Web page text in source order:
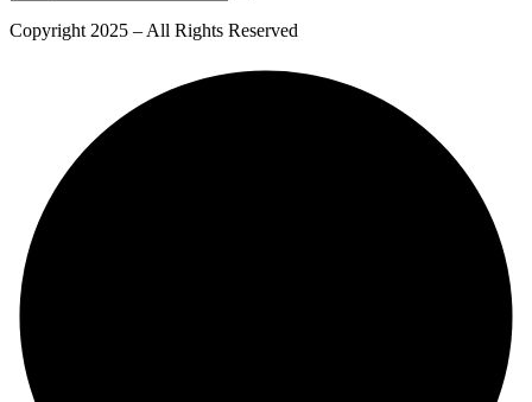
Copyright 2025 – All Rights Reserved